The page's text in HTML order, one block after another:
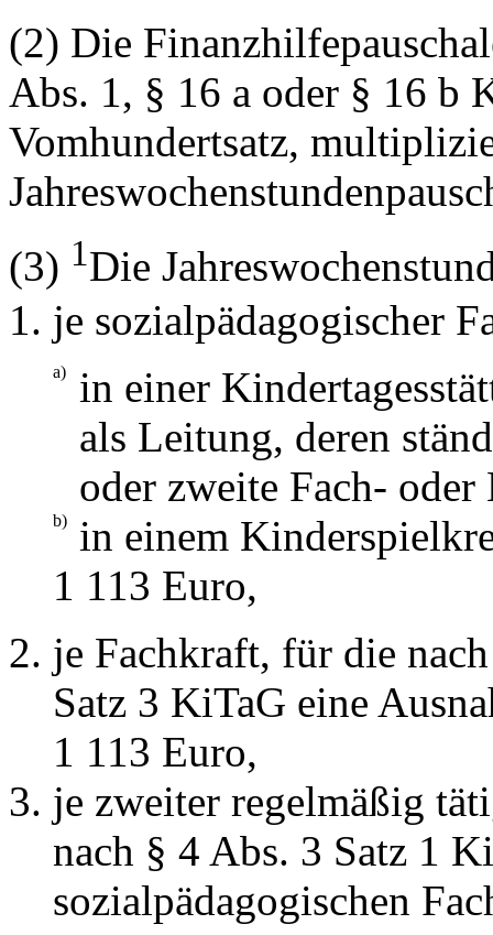
(2) Die
Abs. 1, § 16 a oder § 16 b
Vomhundertsatz,
(3) 1Die
je sozialpädagogischer
a)
in einer
als Leitung, deren
oder zweite Fach-
b)
in einem
1 113 Euro,
je Fachkraft, für die
Satz 3 KiTaG eine
1 113 Euro,
je zweiter regelmäßig
nach § 4 Abs. 3 Satz 1
sozialpädagogischen